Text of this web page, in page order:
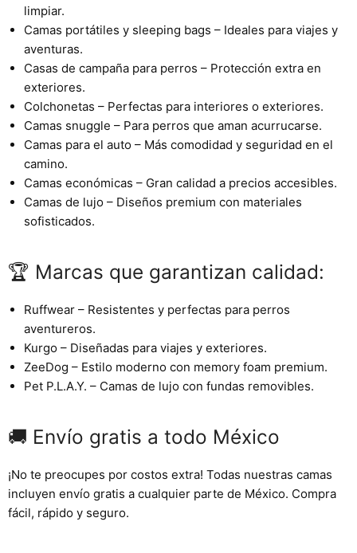
limpiar.
Camas portátiles y sleeping bags – Ideales para viajes y
aventuras.
Casas de campaña para perros – Protección extra en
exteriores.
Colchonetas – Perfectas para interiores o exteriores.
Camas snuggle – Para perros que aman acurrucarse.
Camas para el auto – Más comodidad y seguridad en el
camino.
Camas económicas – Gran calidad a precios accesibles.
Camas de lujo – Diseños premium con materiales
sofisticados.
🏆 Marcas que garantizan calidad:
Ruffwear – Resistentes y perfectas para perros
aventureros.
Kurgo – Diseñadas para viajes y exteriores.
ZeeDog – Estilo moderno con memory foam premium.
Pet P.L.A.Y. – Camas de lujo con fundas removibles.
🚚 Envío gratis a todo México
¡No te preocupes por costos extra! Todas nuestras camas
incluyen envío gratis a cualquier parte de México. Compra
fácil, rápido y seguro.